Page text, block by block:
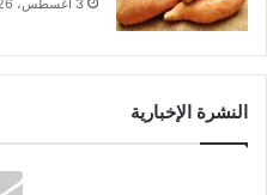
النشرة الإخبارية